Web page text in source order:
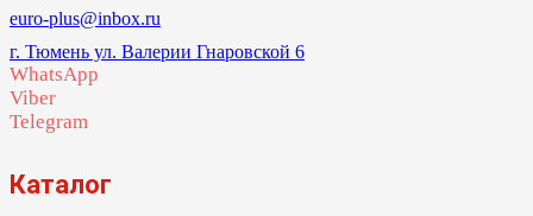
euro-plus@inbox.ru
г. Тюмень ул. Валерии Гнаровской 6
WhatsApp
Viber
Telegram
Каталог